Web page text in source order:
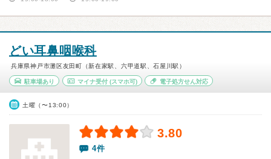
どい耳鼻咽喉科
兵庫県神戸市灘区友田町（新在家駅、六甲道駅、石屋川駅）
駐車場あり マイナ受付(スマホ可) 電子処方せん対応
土曜（〜13:00）
3.80
4件